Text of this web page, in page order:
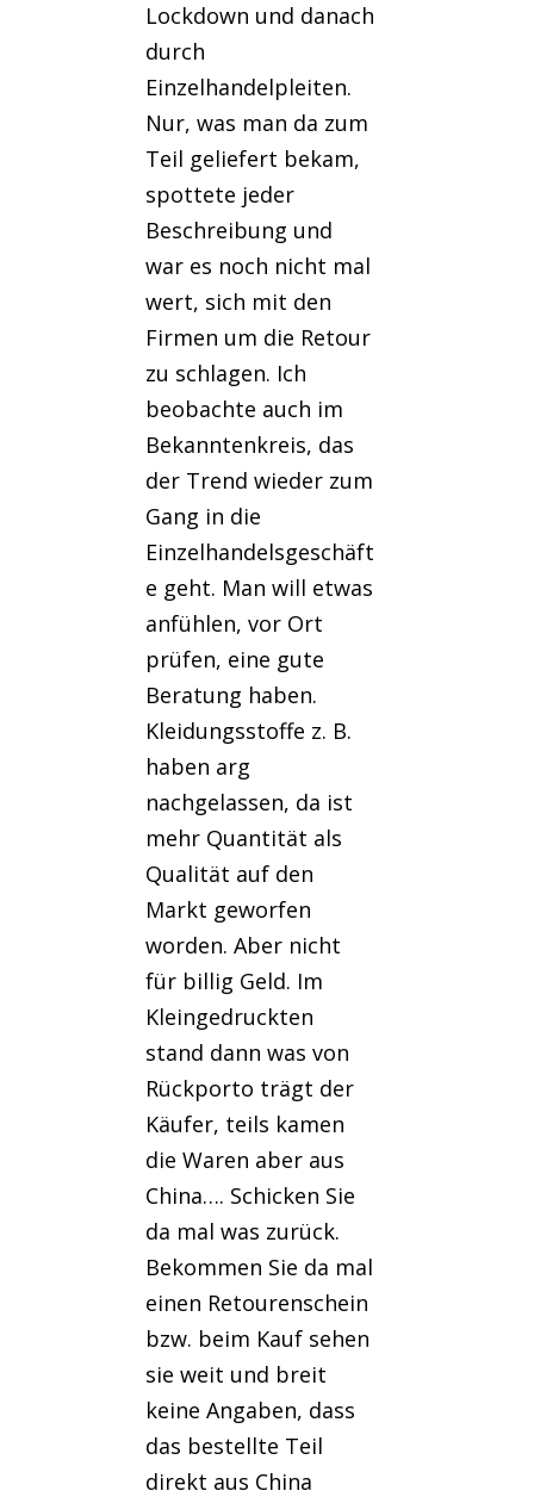
Lockdown und danach
durch
Einzelhandelpleiten.
Nur, was man da zum
Teil geliefert bekam,
spottete jeder
Beschreibung und
war es noch nicht mal
wert, sich mit den
Firmen um die Retour
zu schlagen. Ich
beobachte auch im
Bekanntenkreis, das
der Trend wieder zum
Gang in die
Einzelhandelsgeschäft
e geht. Man will etwas
anfühlen, vor Ort
prüfen, eine gute
Beratung haben.
Kleidungsstoffe z. B.
haben arg
nachgelassen, da ist
mehr Quantität als
Qualität auf den
Markt geworfen
worden. Aber nicht
für billig Geld. Im
Kleingedruckten
stand dann was von
Rückporto trägt der
Käufer, teils kamen
die Waren aber aus
China…. Schicken Sie
da mal was zurück.
Bekommen Sie da mal
einen Retourenschein
bzw. beim Kauf sehen
sie weit und breit
keine Angaben, dass
das bestellte Teil
direkt aus China